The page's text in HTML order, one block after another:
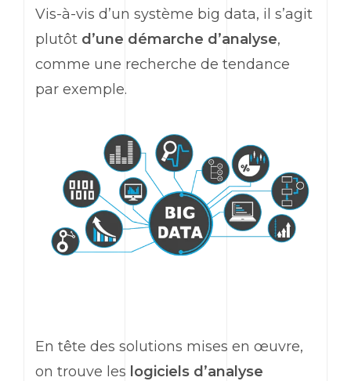
Vis-à-vis d’un système big data, il s’agit
plutôt d’une démarche d’analyse,
comme une recherche de tendance
par exemple.
En tête des solutions mises en œuvre,
on trouve les logiciels d’analyse